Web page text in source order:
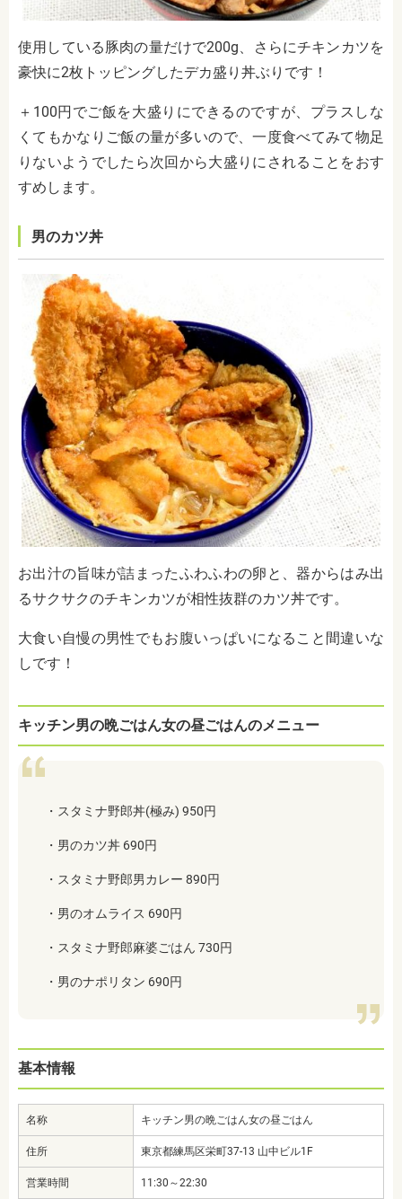
使用している豚肉の量だけで200g、さらにチキンカツを
豪快に2枚トッピングしたデカ盛り丼ぶりです！
＋100円でご飯を大盛りにできるのですが、プラスしな
くてもかなりご飯の量が多いので、一度食べてみて物足
りないようでしたら次回から大盛りにされることをおす
すめします。
男のカツ丼
お出汁の旨味が詰まったふわふわの卵と、器からはみ出
るサクサクのチキンカツが相性抜群のカツ丼です。
大食い自慢の男性でもお腹いっぱいになること間違いな
しです！
キッチン男の晩ごはん女の昼ごはんのメニュー
・スタミナ野郎丼(極み) 950円
・男のカツ丼 690円
・スタミナ野郎男カレー 890円
・男のオムライス 690円
・スタミナ野郎麻婆ごはん 730円
・男のナポリタン 690円
基本情報
名称 キッチン男の晩ごはん女の昼ごはん
住所 東京都練馬区栄町37-13 山中ビル1F
営業時間 11:30～22:30